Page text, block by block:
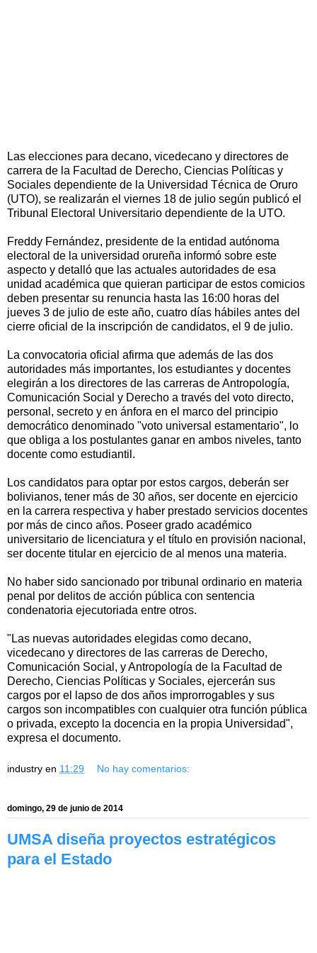
Las elecciones para decano, vicedecano y directores de
carrera de la Facultad de Derecho, Ciencias Políticas y
Sociales dependiente de la Universidad Técnica de Oruro
(UTO), se realizarán el viernes 18 de julio según publicó el
Tribunal Electoral Universitario dependiente de la UTO.
Freddy Fernández, presidente de la entidad autónoma
electoral de la universidad orureña informó sobre este
aspecto y detalló que las actuales autoridades de esa
unidad académica que quieran participar de estos comicios
deben presentar su renuncia hasta las 16:00 horas del
jueves 3 de julio de este año, cuatro días hábiles antes del
cierre oficial de la inscripción de candidatos, el 9 de julio.
La convocatoria oficial afirma que además de las dos
autoridades más importantes, los estudiantes y docentes
elegirán a los directores de las carreras de Antropología,
Comunicación Social y Derecho a través del voto directo,
personal, secreto y en ánfora en el marco del principio
democrático denominado "voto universal estamentario", lo
que obliga a los postulantes ganar en ambos niveles, tanto
docente como estudiantil.
Los candidatos para optar por estos cargos, deberán ser
bolivianos, tener más de 30 años, ser docente en ejercicio
en la carrera respectiva y haber prestado servicios docentes
por más de cinco años. Poseer grado académico
universitario de licenciatura y el título en provisión nacional,
ser docente titular en ejercicio de al menos una materia.
No haber sido sancionado por tribunal ordinario en materia
penal por delitos de acción pública con sentencia
condenatoria ejecutoriada entre otros.
"Las nuevas autoridades elegidas como decano,
vicedecano y directores de las carreras de Derecho,
Comunicación Social, y Antropología de la Facultad de
Derecho, Ciencias Políticas y Sociales, ejercerán sus
cargos por el lapso de dos años improrrogables y sus
cargos son incompatibles con cualquier otra función pública
o privada, excepto la docencia en la propia Universidad",
expresa el documento.
industry en 11:29 No hay comentarios:
domingo, 29 de junio de 2014
UMSA diseña proyectos estratégicos
para el Estado